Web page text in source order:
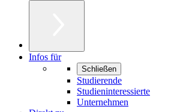
Infos für
Schließen
Studierende
Studieninteressierte
Unternehmen